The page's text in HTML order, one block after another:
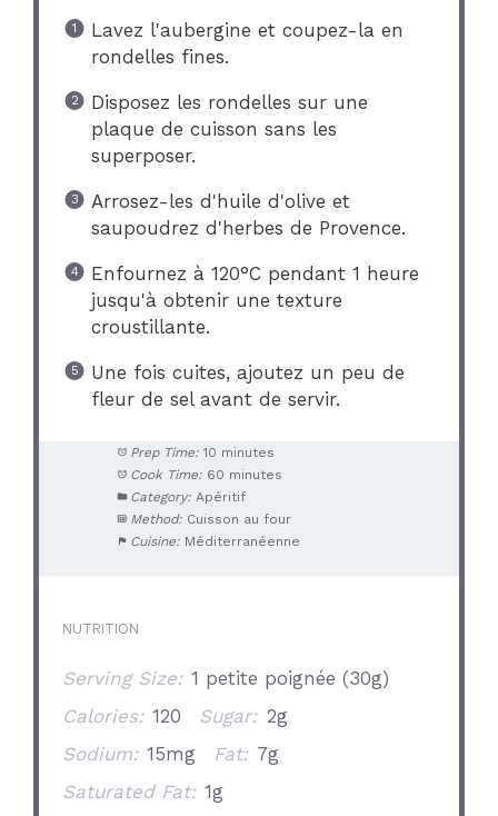
Lavez l'aubergine et coupez-la en
rondelles fines.
Disposez les rondelles sur une
plaque de cuisson sans les
superposer.
Arrosez-les d'huile d'olive et
saupoudrez d'herbes de Provence.
Enfournez à 120°C pendant 1 heure
jusqu'à obtenir une texture
croustillante.
Une fois cuites, ajoutez un peu de
fleur de sel avant de servir.
Prep Time: 10 minutes
Cook Time: 60 minutes
Category: Apéritif
Method: Cuisson au four
Cuisine: Méditerranéenne
NUTRITION
Serving Size: 1 petite poignée (30g)
Calories: 120 Sugar: 2g
Sodium: 15mg Fat: 7g
Saturated Fat: 1g